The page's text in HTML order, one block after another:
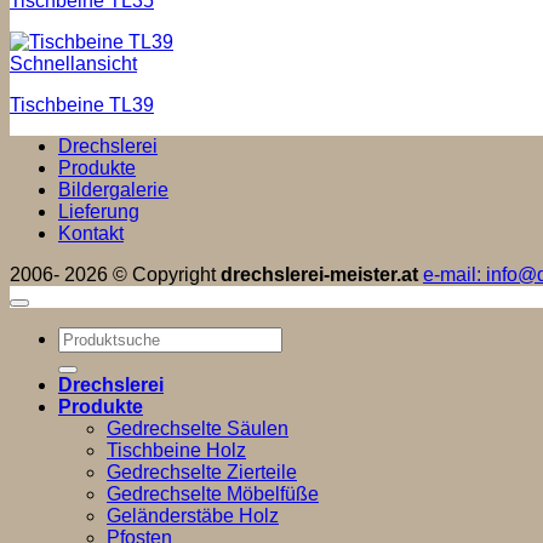
Schnellansicht
Tischbeine TL39
Drechslerei
Produkte
Bildergalerie
Lieferung
Kontakt
2006- 2026 © Copyrightdrechslerei-meister.at e-mail:
Suchen
nach:
Drechslerei
Produkte
Gedrechselte Säulen
Tischbeine Holz
Gedrechselte Zierteile
Gedrechselte Möbelfüße
Geländerstäbe Holz
Pfosten